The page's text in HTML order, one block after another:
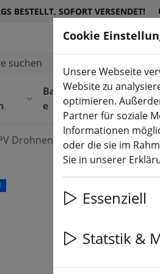
BESTELLT, SOFORT VERSENDET!
suchen
Bauteil
e
Equipmen
t
Drohnen RTF, BNF & PNP
Cookie
Unsere Webseite
Website zu
optimieren.
Partner für soziale
Informationen
oder die sie im
Sie in unserer
Essenziell
Statstik &